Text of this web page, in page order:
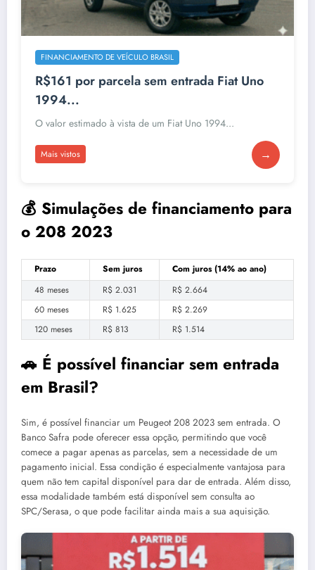
FINANCIAMENTO DE VEÍCULO BRASIL
R$161 por parcela sem entrada Fiat Uno
1994...
O valor estimado à vista de um Fiat Uno 1994...
Mais vistos →
💰 Simulações de financiamento para
o 208 2023
Prazo Sem juros
Com juros (14% ao ano)
48 meses
R$ 2.031
R$ 2.664
60 meses
R$ 1.625
R$ 2.269
120 meses
R$ 813 R$ 1.514
🚗 É possível financiar sem entrada
em Brasil?
Sim, é possível financiar um Peugeot 208 2023 sem entrada. O
Banco Safra pode oferecer essa opção, permitindo que você
comece a pagar apenas as parcelas, sem a necessidade de um
pagamento inicial. Essa condição é especialmente vantajosa para
quem não tem capital disponível para dar de entrada. Além disso,
essa modalidade também está disponível sem consulta ao
SPC/Serasa, o que pode facilitar ainda mais a sua aquisição.